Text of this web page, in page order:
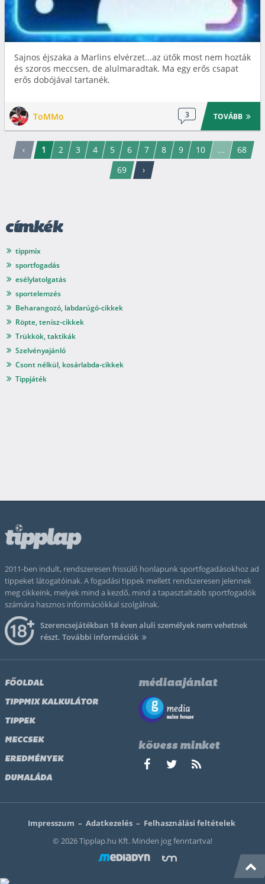
Sajnos éjszaka a Marlins elvérzet...az ütők most nem hozták
és szoros meccsen, de alulmaradtak. Ma egy erős csapat
erős dobójával tartanék.
ToMMo 3 TOVÁBB
‹ 1 2 3 4 5 6 7 8 9 10 ...
68
69
›
címkék
tippmix
sportfogadás
esélylatolgatás
sportelemzés
Beharangozó, labdarúgó-cikkek
Röpte, tenisz-cikkek
Trükkök, taktikák
Szelvényajánló
Csont nélkül, kosárlabda-cikkek
Tippjáték
2011-ben indult, rendszeresen frissülő honlapunk sportfogadásokhoz ad
tippeket látogatóinak. A fogadási tippek mellett rendszeresen jelennek
meg cikkeink, melyek mind a kezdő, mind a tapasztaltabb sportfogadók
számára hasznos információkkal szolgálnak.
Szerencsejátékban 18 éven aluli személyek nem vehetnek
részt. További információk
FŐOLDAL
TIPPMIX KALKULÁTOR
TIPPEK
MECCSEK
EREDMÉNYEK
DUMALÁDA
médiaajánlat
kövess minket
Impresszum – Adatkezelés – Felhasználási feltételek
© 2026 Tipplap.hu Kft. Minden jog fenntartva!